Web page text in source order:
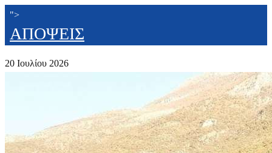
">
ΑΠΟΨΕΙΣ
20 Ιουλίου 2026